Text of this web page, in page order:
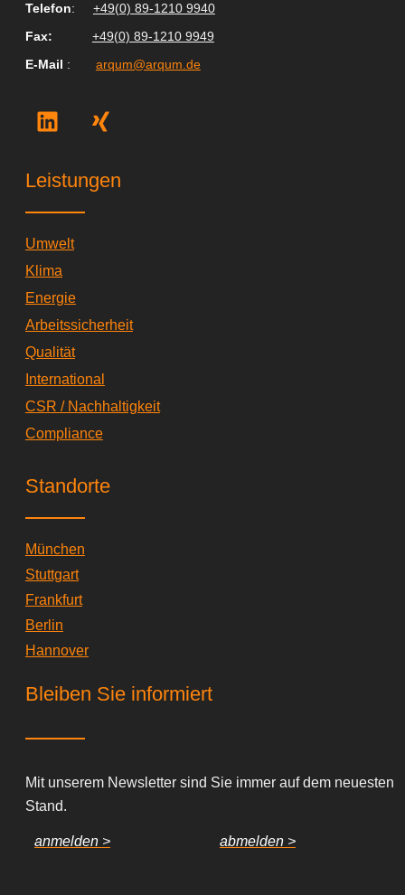
Telefon:
+49(0) 89-1210 9940
Fax:
+49(0) 89-1210 9949
E-Mail : arqum@arqum.de
L
i
k
d
i
n
X
i
g
Leistungen
Umwelt
Klima
Energie
Arbeitssicherheit
Qualität
International
CSR / Nachhaltigkeit
Compliance
Standorte
München
Stuttgart
Frankfurt
Berlin
Hannover
Bleiben Sie informiert
Mit unserem Newsletter sind Sie immer auf dem neuesten
Stand.
anmelden > abmelden >